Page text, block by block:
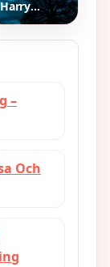
Fokus
Harry
Potter och
sten –
–
Och